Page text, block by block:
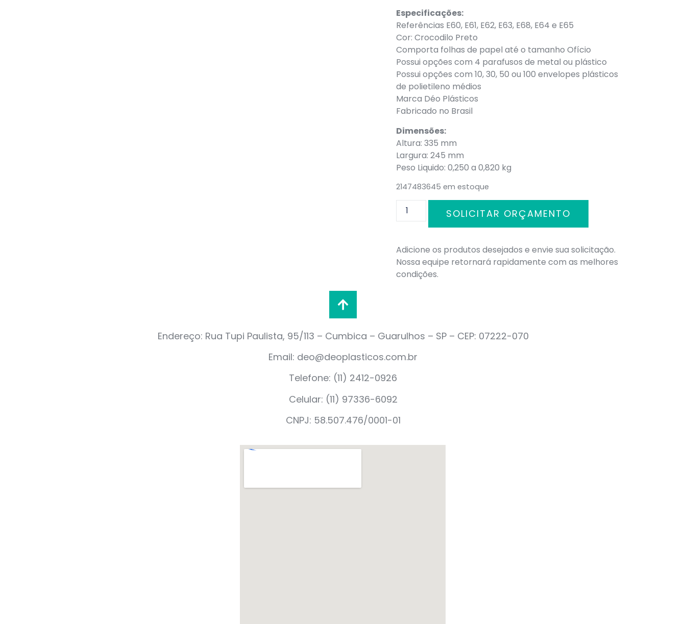
Especificações:
Referências E60, E61, E62, E63, E68, E64 e E65
Cor: Crocodilo Preto
Comporta folhas de papel até o tamanho Ofício
Possui opções com 4 parafusos de metal ou plástico
Possui opções com 10, 30, 50 ou 100 envelopes plásticos
de polietileno médios
Marca Déo Plásticos
Fabricado no Brasil
Dimensões:
Altura: 335 mm
Largura: 245 mm
Peso Liquido: 0,250 a 0,820 kg
2147483645 em estoque
SOLICITAR ORÇAMENTO
Adicione os produtos desejados e envie sua solicitação.
Nossa equipe retornará rapidamente com as melhores
condições.
Endereço: Rua Tupi Paulista, 95/113 – Cumbica – Guarulhos – SP – CEP: 07222-070
Email: deo@deoplasticos.com.br
Telefone: (11) 2412-0926
Celular: (11) 97336-6092
CNPJ: 58.507.476/0001-01